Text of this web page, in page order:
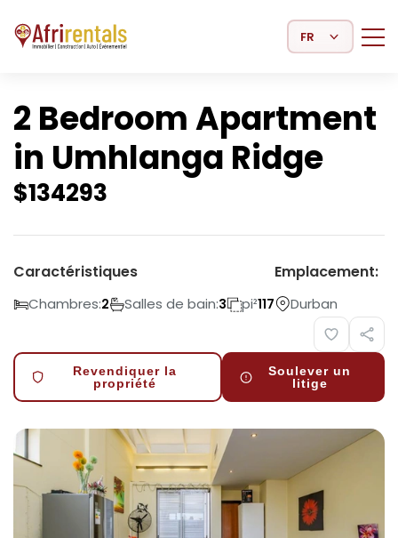
Select Language
2 Bedroom Apartment
in Umhlanga Ridge
$134293
Caractéristiques
Chambres:2 Salles de bain:3 pi²117
Emplacement:
Durban
Revendiquer la
propriété
Soulever un
litige